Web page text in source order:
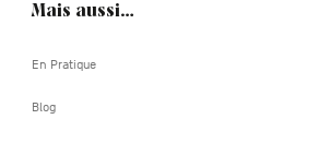
Mais aussi…
En Pratique
Blog